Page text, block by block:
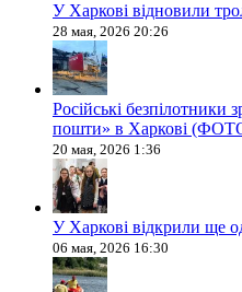
У Харкові відновили
28 мая, 2026 20:26
Російські безпілотники
пошти» в Харкові
20 мая, 2026 1:36
У Харкові відкрили ще
06 мая, 2026 16:30